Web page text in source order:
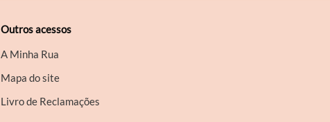
Outros acessos
A Minha Rua
Mapa do site
Livro de Reclamações